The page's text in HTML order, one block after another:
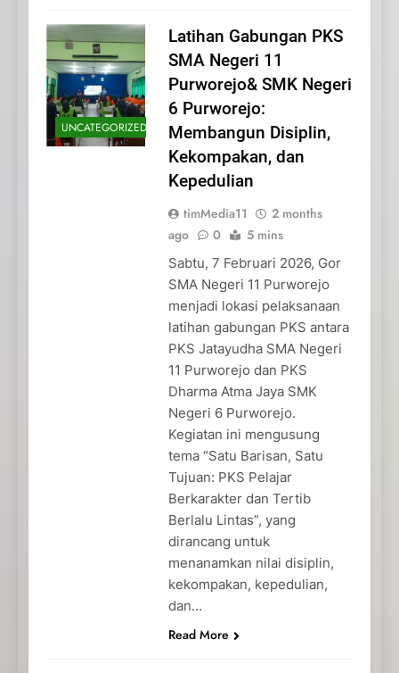
UNCATEGORIZED
Latihan Gabungan PKS
SMA Negeri 11
Purworejo& SMK Negeri
6 Purworejo:
Membangun Disiplin,
Kekompakan, dan
Kepedulian
timMedia11
2 months
ago
0 5 mins
Sabtu, 7 Februari 2026, Gor
SMA Negeri 11 Purworejo
menjadi lokasi pelaksanaan
latihan gabungan PKS antara
PKS Jatayudha SMA Negeri
11 Purworejo dan PKS
Dharma Atma Jaya SMK
Negeri 6 Purworejo.
Kegiatan ini mengusung
tema “Satu Barisan, Satu
Tujuan: PKS Pelajar
Berkarakter dan Tertib
Berlalu Lintas”, yang
dirancang untuk
menanamkan nilai disiplin,
kekompakan, kepedulian,
dan…
Read More